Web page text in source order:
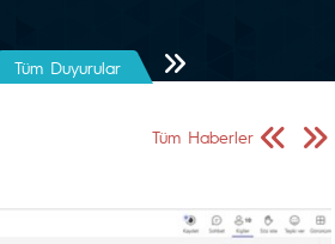
Sayfa
Tüm Duyurular Sonraki Sayfa
Tüm Haberler
Önceki